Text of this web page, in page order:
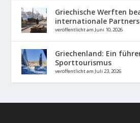
Griechische Werften
internationale
veröffentlicht am Juni 10, 2026
Griechenland: Ein
Sporttourismus
veröffentlicht am Juli 23, 2026